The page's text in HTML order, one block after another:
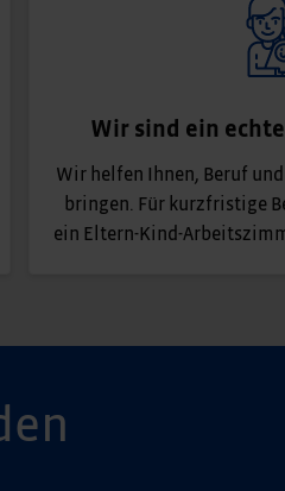
Wir sind ein
Wir helfen Ihnen, Beruf
bringen. Für kurzfristige
ein Eltern-Kind-